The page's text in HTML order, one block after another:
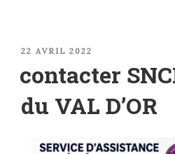
PUBLIÉ
22 AVRIL 2022
contacter
du VAL D’OR